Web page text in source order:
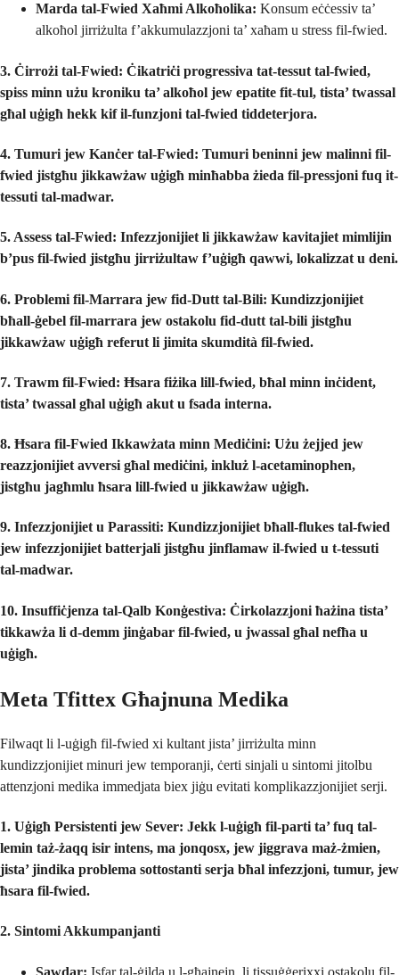
Marda tal-Fwied Xaħmi Alkoħolika: Konsum eċċessiv ta’
alkoħol jirriżulta f’akkumulazzjoni ta’ xaħam u stress fil-fwied.
3. Ċirrożi tal-Fwied: Ċikatriċi progressiva tat-tessut tal-fwied,
spiss minn użu kroniku ta’ alkoħol jew epatite fit-tul, tista’ twassal
għal uġigħ hekk kif il-funzjoni tal-fwied tiddeterjora.
4. Tumuri jew Kanċer tal-Fwied: Tumuri beninni jew malinni fil-
fwied jistgħu jikkawżaw uġigħ minħabba żieda fil-pressjoni fuq it-
tessuti tal-madwar.
5. Assess tal-Fwied: Infezzjonijiet li jikkawżaw kavitajiet mimlijin
b’pus fil-fwied jistgħu jirriżultaw f’uġigħ qawwi, lokalizzat u deni.
6. Problemi fil-Marrara jew fid-Dutt tal-Bili: Kundizzjonijiet
bħall-ġebel fil-marrara jew ostakolu fid-dutt tal-bili jistgħu
jikkawżaw uġigħ referut li jimita skumdità fil-fwied.
7. Trawm fil-Fwied: Ħsara fiżika lill-fwied, bħal minn inċident,
tista’ twassal għal uġigħ akut u fsada interna.
8. Ħsara fil-Fwied Ikkawżata minn Mediċini: Użu żejjed jew
reazzjonijiet avversi għal mediċini, inkluż l-acetaminophen,
jistgħu jagħmlu ħsara lill-fwied u jikkawżaw uġigħ.
9. Infezzjonijiet u Parassiti: Kundizzjonijiet bħall-flukes tal-fwied
jew infezzjonijiet batterjali jistgħu jinflamaw il-fwied u t-tessuti
tal-madwar.
10. Insuffiċjenza tal-Qalb Konġestiva: Ċirkolazzjoni ħażina tista’
tikkawża li d-demm jinġabar fil-fwied, u jwassal għal nefħa u
uġigħ.
Meta Tfittex Għajnuna Medika
Filwaqt li l-uġigħ fil-fwied xi kultant jista’ jirriżulta minn
kundizzjonijiet minuri jew temporanji, ċerti sinjali u sintomi jitolbu
attenzjoni medika immedjata biex jiġu evitati komplikazzjonijiet serji.
1. Uġigħ Persistenti jew Sever: Jekk l-uġigħ fil-parti ta’ fuq tal-
lemin taż-żaqq isir intens, ma jonqosx, jew jiggrava maż-żmien,
jista’ jindika problema sottostanti serja bħal infezzjoni, tumur, jew
ħsara fil-fwied.
2. Sintomi Akkumpanjanti
Sawdar: Isfar tal-ġilda u l-għajnejn, li tissuġġerixxi ostakolu fil-